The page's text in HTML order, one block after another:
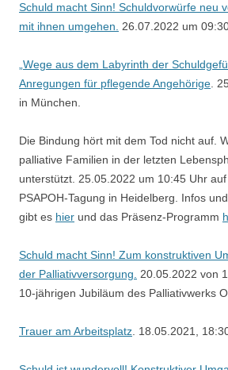
Schuld macht Sinn! Schuldvorwürfe neu
mit ihnen umgehen.
26.07.2022 um
„Wege aus dem Labyrinth der
Anregungen für pflegende Angehörige .
in München.
Die Bindung hört mit dem Tod nicht auf.
palliative Familien in der letzten
unterstützt. 25.05.2022 um 10:45 Uhr
PSAPOH-Tagung in Heidelberg. Infos
gibt es hier und das Präsenz-Programm
Schuld macht Sinn! Zum konstruktiven
der Palliativversorgung.
20.05.2022 von
10-jährigen Jubiläum des Palliativwerks
Trauer am Arbeitsplatz . 18.05.2021,